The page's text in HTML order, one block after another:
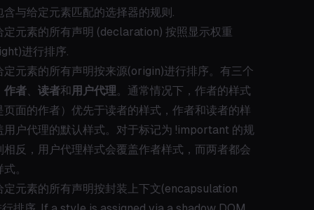
与给定元素匹配的选择器的规则.
定元素的所有声明 (declaration) 按照显示权重
进行排序.
定元素的所有声明按来源(origin)进行排序。有三个
作者 读者和用户代理。通常情况下，作者的样式
页面的作者）优先于读者的样式，作者和读者的样
用户代理的默认样式。对于标记为 !important 的规
相反，用户代理样式会覆盖作者样式，而两者都会
。
定元素的所有声明按封装上下文(encapsulation